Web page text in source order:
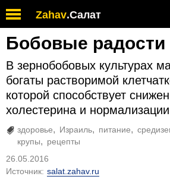
Zahav.Салат
Бобовые радости
В зернобобовых культурах
богаты растворимой
которой способствует
холестерина и
здоровье Израиль питание
крупы
рецепты
26.05.2016
Источник: salat.zahav.ru